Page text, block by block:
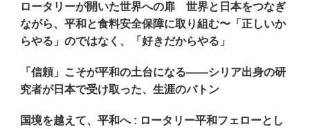
で
す
?
ロータリーが開いた世界への扉 世界と日本をつなぎ
ながら、平和と食料安全保障に取り組む〜「正しいか
らやる」のではなく、「好きだからやる」
「信頼」こそが平和の土台になる——シリア出身の研
究者が日本で受け取った、生涯のバトン
国境を越えて、平和へ : ロータリー平和フェローとし